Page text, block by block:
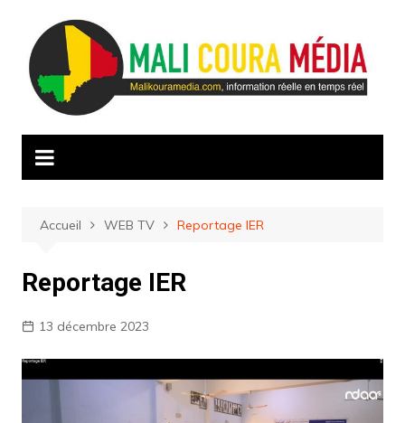
contenu
Accueil WEB TV Reportage IER
Reportage IER
13 décembre 2023